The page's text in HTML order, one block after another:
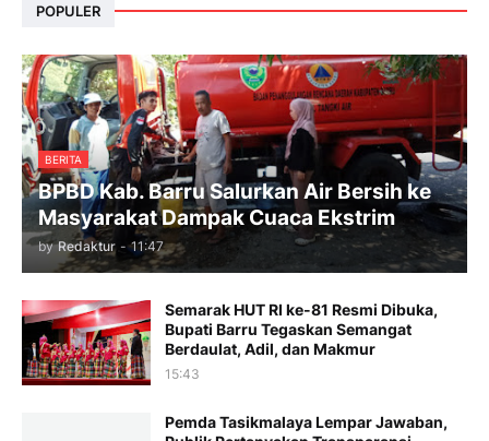
POPULER
BERITA
BPBD Kab. Barru Salurkan Air Bersih ke
Masyarakat Dampak Cuaca Ekstrim
by Redaktur - 11:47
Semarak HUT RI ke-81 Resmi Dibuka,
Bupati Barru Tegaskan Semangat
Berdaulat, Adil, dan Makmur
15:43
Pemda Tasikmalaya Lempar Jawaban,